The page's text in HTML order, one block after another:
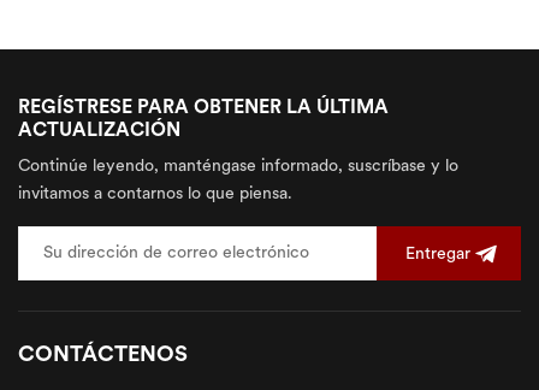
REGÍSTRESE PARA OBTENER LA ÚLTIMA
ACTUALIZACIÓN
Continúe leyendo, manténgase informado, suscríbase y lo
invitamos a contarnos lo que piensa.
Entregar
CONTÁCTENOS